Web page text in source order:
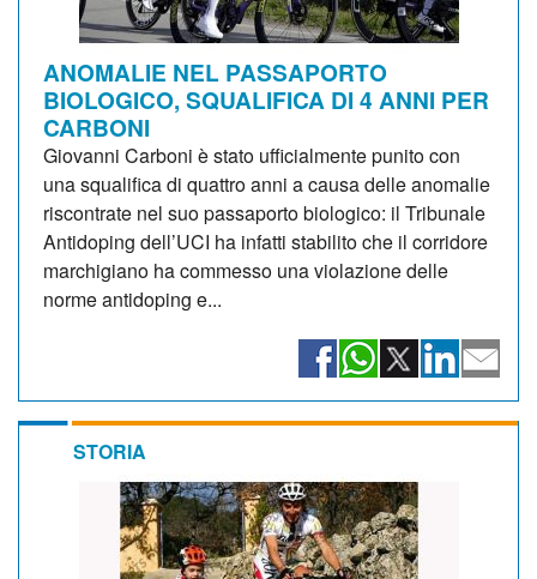
ANOMALIE NEL PASSAPORTO
BIOLOGICO, SQUALIFICA DI 4 ANNI PER
CARBONI
Giovanni Carboni è stato ufficialmente punito con
una squalifica di quattro anni a causa delle anomalie
riscontrate nel suo passaporto biologico: il Tribunale
Antidoping dell’UCI ha infatti stabilito che il corridore
marchigiano ha commesso una violazione delle
norme antidoping e...
STORIA